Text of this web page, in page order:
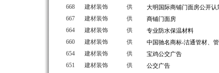
668
建材装饰 供
大明国际商铺门面房公开
667
建材装饰 供
商铺门面房
664
建材装饰 供
专业防水保温材料
660
建材装饰 供
中国驰名商标-洁通管材、
654
建材装饰 供
宝鸡公交广告
651
建材装饰 供
公交广告